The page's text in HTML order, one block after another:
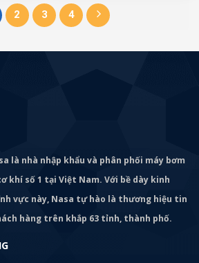
2 3 4
là nhà nhập khẩu và phân phối máy bơm
khí số 1 tại Việt Nam. Với bề dày kinh
vực này, Nasa tự hào là thương hiệu tin
hàng trên khắp 63 tỉnh, thành phố.